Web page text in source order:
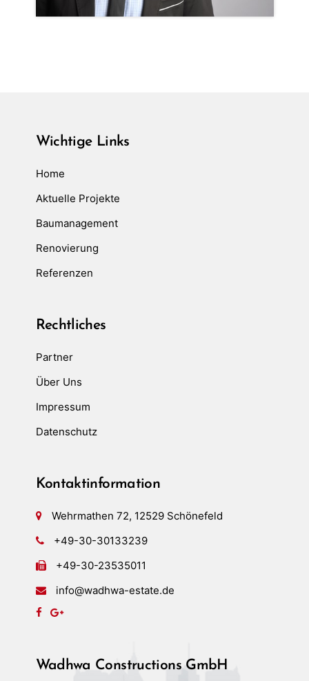
Wichtige Links
Home
Aktuelle Projekte
Baumanagement
Renovierung
Referenzen
Rechtliches
Partner
Über Uns
Impressum
Datenschutz
Kontaktinformation
Wehrmathen 72, 12529 Schönefeld
+49-30-30133239
+49-30-23535011
info@wadhwa-estate.de
Wadhwa Constructions GmbH